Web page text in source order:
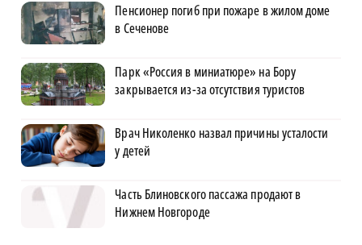
Пенсионер погиб при пожаре в жилом доме
в Сеченове
Парк «Россия в миниатюре» на Бору
закрывается из-за отсутствия туристов
Врач Николенко назвал причины усталости
у детей
Часть Блиновского пассажа продают в
Нижнем Новгороде